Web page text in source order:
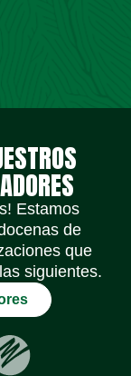
Estamos
de
que
siguientes.
redes socialesIconos de redes sociales